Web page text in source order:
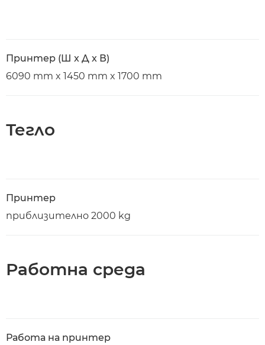
Принтер (Ш x Д x В)
6090 mm x 1450 mm x 1700 mm
Тегло
Принтер
приблизително 2000 kg
Работна среда
Работа на принтер